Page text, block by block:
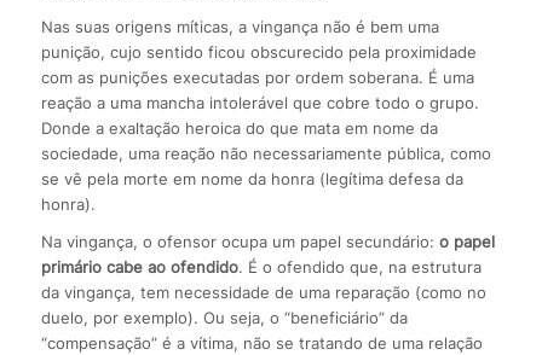
Nas suas origens míticas, a vingança não é bem uma
punição, cujo sentido ficou obscurecido pela proximidade
com as punições executadas por ordem soberana. É uma
reação a uma mancha intolerável que cobre todo o grupo.
Donde a exaltação heroica do que mata em nome da
sociedade, uma reação não necessariamente pública, como
se vê pela morte em nome da honra (legítima defesa da
honra).
Na vingança, o ofensor ocupa um papel secundário: o papel
primário cabe ao ofendido. É o ofendido que, na estrutura
da vingança, tem necessidade de uma reparação (como no
duelo, por exemplo). Ou seja, o “beneficiário” da
“compensação” é a vítima, não se tratando de uma relação